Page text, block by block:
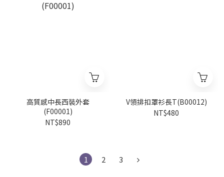
高質感中長西裝外套
(F00001)
NT$890
V領排扣罩衫長T(B00012)
NT$480
1 2 3